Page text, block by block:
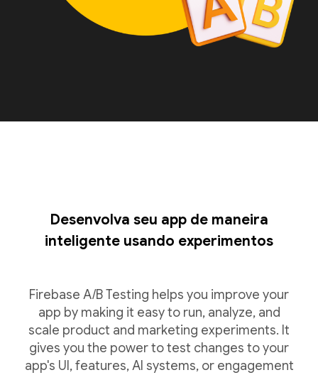
Desenvolva seu app de maneira
inteligente usando experimentos
Firebase A/B Testing helps you improve your
app by making it easy to run, analyze, and
scale product and marketing experiments. It
gives you the power to test changes to your
app's UI, features, AI systems, or engagement